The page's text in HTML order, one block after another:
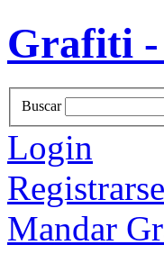
Grafiti -
Buscar
Login
Registrarse
Mandar